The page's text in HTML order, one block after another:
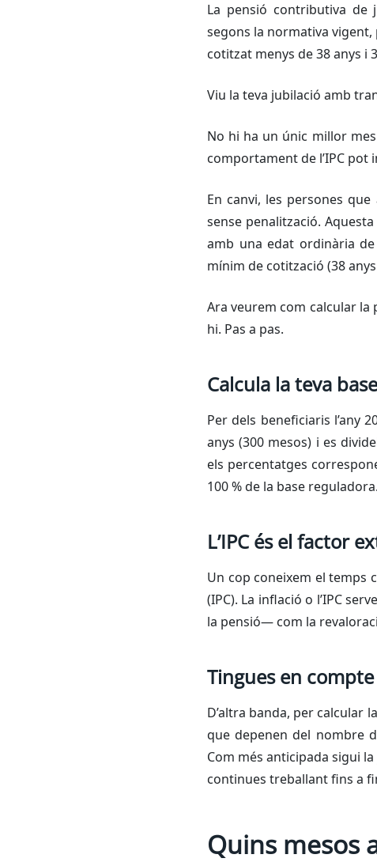
La pensió contributiva de
segons la normativa vigent,
cotitzat menys de 38 anys i
Viu la teva jubilació amb
No hi ha un únic millor
comportament de l’IPC pot
En canvi, les persones
sense penalització.
amb una edat ordinària
mínim de cotització (38
Ara veurem com calcular la
hi. Pas a pas.
Calcula la teva
Per dels beneficiaris l’any
anys (300 mesos) i es
els percentatges
100 % de la base reguladora.
L’IPC és el factor
Un cop coneixem el temps
(IPC). La inflació o l’IPC
la pensió— com la
Tingues en
D’altra banda, per calcular
que depenen del nombre
Com més anticipada sigui
continues treballant fins a
Quins mesos